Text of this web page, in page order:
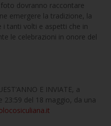
dovranno raccontare
emergere la tradizione, la
i tanti volti e aspetti che in
le celebrazioni in onore del
E INVIATE, a
del 18 maggio, da una